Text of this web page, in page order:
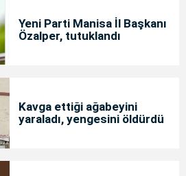
Yeni Parti Manisa İl Başkanı
Özalper, tutuklandı
Kavga ettiği ağabeyini
yaraladı, yengesini öldürdü